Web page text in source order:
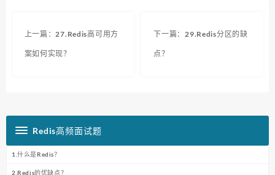
上一篇：27.Redis高可用方
案如何实现？
下一篇：29.Redis分区的缺
点？
Redis高频面试题
1.什么是Redis？
2.Redis的优缺点？